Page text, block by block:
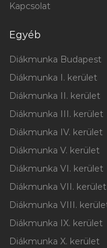
Kapcsolat
Egyéb
Diákmunka Budapest
Diákmunka I. kerület
Diákmunka II. kerület
Diákmunka III. kerület
Diákmunka IV. kerület
Diákmunka V. kerület
Diákmunka VI. kerület
Diákmunka VII. kerület
Diákmunka VIII.
Diákmunka IX. kerület
Diákmunka X. kerület